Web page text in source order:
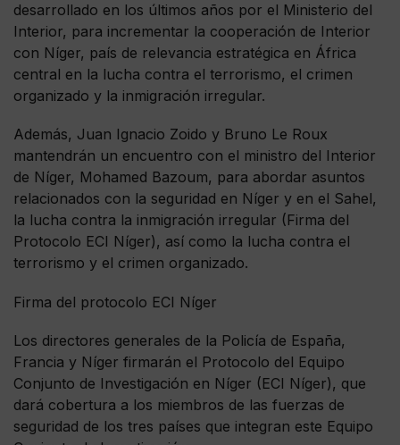
desarrollado en los últimos años por el Ministerio del
Interior, para incrementar la cooperación de Interior
con Níger, país de relevancia estratégica en África
central en la lucha contra el terrorismo, el crimen
organizado y la inmigración irregular.
Además, Juan Ignacio Zoido y Bruno Le Roux
mantendrán un encuentro con el ministro del Interior
de Níger, Mohamed Bazoum, para abordar asuntos
relacionados con la seguridad en Níger y en el Sahel,
la lucha contra la inmigración irregular (Firma del
Protocolo ECI Níger), así como la lucha contra el
terrorismo y el crimen organizado.
Firma del protocolo ECI Níger
Los directores generales de la Policía de España,
Francia y Níger firmarán el Protocolo del Equipo
Conjunto de Investigación en Níger (ECI Níger), que
dará cobertura a los miembros de las fuerzas de
seguridad de los tres países que integran este Equipo